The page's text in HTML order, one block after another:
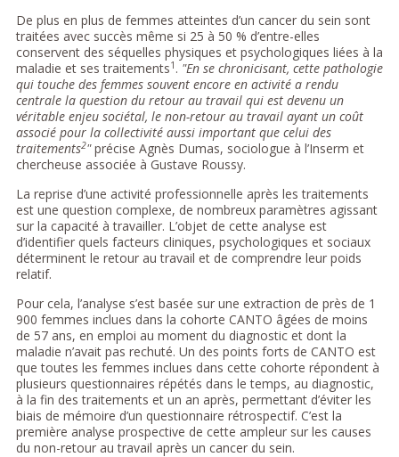
De plus en plus de femmes atteintes d’un cancer du sein sont
traitées avec succès même si 25 à 50 % d’entre-elles
conservent des séquelles physiques et psychologiques liées à la
maladie et ses traitements1 . "En se chronicisant, cette pathologie
qui touche des femmes souvent encore en activité a rendu
centrale la question du retour au travail qui est devenu un
véritable enjeu sociétal, le non-retour au travail ayant un coût
associé pour la collectivité aussi important que celui des
traitements2"précise Agnès Dumas, sociologue à l’Inserm et
chercheuse associée à Gustave Roussy.
La reprise d’une activité professionnelle après les traitements
est une question complexe, de nombreux paramètres agissant
sur la capacité à travailler. L’objet de cette analyse est
d’identifier quels facteurs cliniques, psychologiques et sociaux
déterminent le retour au travail et de comprendre leur poids
relatif.
Pour cela, l’analyse s’est basée sur une extraction de près de 1
900 femmes inclues dans la cohorte CANTO âgées de moins
de 57 ans, en emploi au moment du diagnostic et dont la
maladie n’avait pas rechuté. Un des points forts de CANTO est
que toutes les femmes inclues dans cette cohorte répondent à
plusieurs questionnaires répétés dans le temps, au diagnostic,
à la fin des traitements et un an après, permettant d’éviter les
biais de mémoire d’un questionnaire rétrospectif. C’est la
première analyse prospective de cette ampleur sur les causes
du non-retour au travail après un cancer du sein.